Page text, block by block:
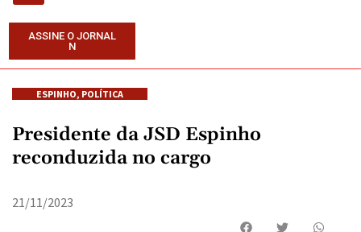
ASSINE O JORNAL
N
ESPINHO, POLÍTICA
Presidente da JSD Espinho
reconduzida no cargo
21/11/2023